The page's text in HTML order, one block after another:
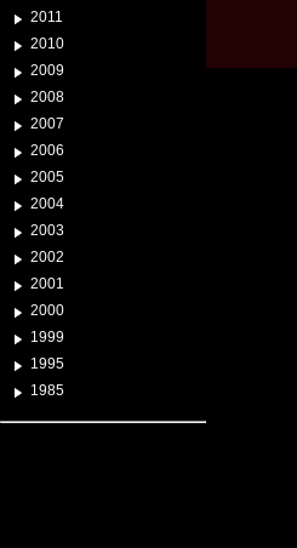
2011
2010
2009
2008
2007
2006
2005
2004
2003
2002
2001
2000
1999
1995
1985